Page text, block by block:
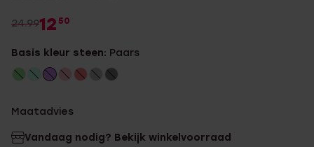
24.9912 50
Basis kleur steen: Paars
Maatadvies
Vandaag nodig? Bekijk winkelvoorraad